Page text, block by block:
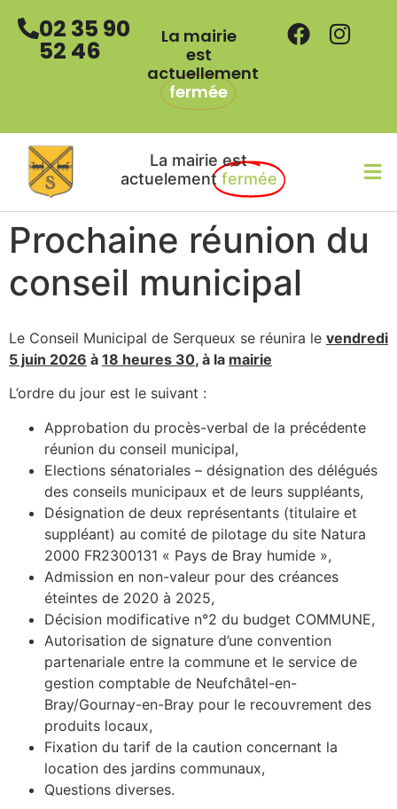
02 35 90
52 46
La mairie
est
actuellement
fermée
La mairie est
actuelement fermée
Prochaine réunion du
conseil municipal
Le Conseil Municipal de Serqueux se réunira le vendredi
5 juin 2026 à 18 heures 30, à la mairie
L’ordre du jour est le suivant :
Approbation du procès-verbal de la précédente
réunion du conseil municipal,
Elections sénatoriales – désignation des délégués
des conseils municipaux et de leurs suppléants,
Désignation de deux représentants (titulaire et
suppléant) au comité de pilotage du site Natura
2000 FR2300131 « Pays de Bray humide »,
Admission en non-valeur pour des créances
éteintes de 2020 à 2025,
Décision modificative n°2 du budget COMMUNE,
Autorisation de signature d’une convention
partenariale entre la commune et le service de
gestion comptable de Neufchâtel-en-
Bray/Gournay-en-Bray pour le recouvrement des
produits locaux,
Fixation du tarif de la caution concernant la
location des jardins communaux,
Questions diverses.